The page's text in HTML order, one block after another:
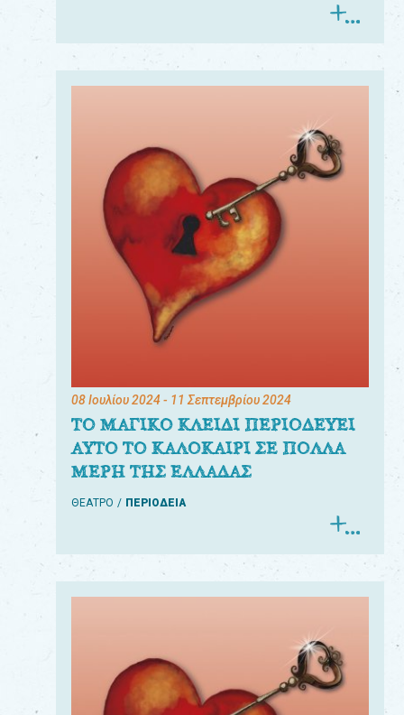
08 Ιουλίου 2024- 11 Σεπτεμβρίου 2024
ΤΟ ΜΑΓΙΚΟ ΚΛΕΙΔΙ ΠΕΡΙΟΔΕΥΕΙ
ΑΥΤΟ ΤΟ ΚΑΛΟΚΑΙΡΙ ΣΕ ΠΟΛΛΑ
ΜΕΡΗ ΤΗΣ ΕΛΛΑΔΑΣ
ΘΕΑΤΡΟ ΠΕΡΙΟΔΕΙΑ